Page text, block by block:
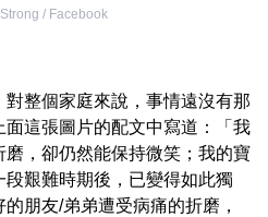
/ Facebook
整個家庭來說，事情遠沒有那
這張圖片的配文中寫道：「我
，卻仍然能保持微笑；我的寶
艱難時期後，已變得如此獨
朋友/弟弟遭受病痛的折磨，